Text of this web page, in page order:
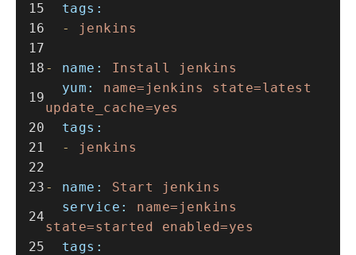
tags:
-
jenkins
- name: Install
jenkins
yum:
name=jenkins
state=latest
update_cache=yes
tags:
-
jenkins
- name: Start
jenkins
service:
name=jenkins
state=started
enabled=yes
tags: